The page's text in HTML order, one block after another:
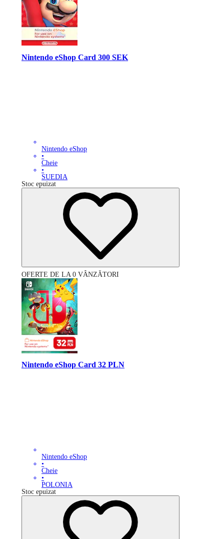
Nintendo eShop Card 300 SEK
Nintendo eShop
•
Cheie
•
SUEDIA
Stoc epuizat
OFERTE DE LA 0 VÂNZĂTORI
Nintendo eShop Card 32 PLN
Nintendo eShop
•
Cheie
•
POLONIA
Stoc epuizat